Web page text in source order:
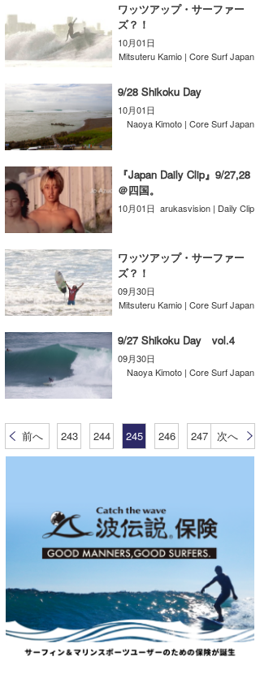
ワッツアップ・サーファー
ズ？！
10月01日
Mitsuteru Kamio | Core Surf Japan
9/28 Shikoku Day
10月01日
Naoya Kimoto | Core Surf Japan
『Japan Daily Clip』9/27,28
＠四国。
10月01日 arukasvision | Daily Clip
ワッツアップ・サーファー
ズ？！
09月30日
Mitsuteru Kamio | Core Surf Japan
9/27 Shikoku Day vol.4
09月30日
Naoya Kimoto | Core Surf Japan
前へ 243 244 245 246 247 次へ
wanda
予報士 hiro.
banpaku
Mr.K
Romisea